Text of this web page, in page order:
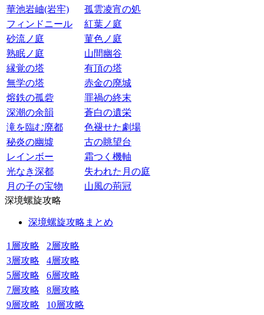
華池岩岫(岩牢)
孤雲凌宵の処
フィンドニール
紅葉ノ庭
砂流ノ庭
菫色ノ庭
熟眠ノ庭
山間幽谷
縁覚の塔
有頂の塔
無学の塔
赤金の廃城
熔鉄の孤砦
罪禍の終末
深潮の余韻
蒼白の遺栄
滝を臨む廃都
色褪せた劇場
秘炎の幽墟
古の眺望台
レインボー
霜つく機軸
光なき深都
失われた月の庭
月の子の宝物
山風の荊冠
深境螺旋攻略
深境螺旋攻略まとめ
1層攻略
2層攻略
3層攻略
4層攻略
5層攻略
6層攻略
7層攻略
8層攻略
9層攻略
10層攻略